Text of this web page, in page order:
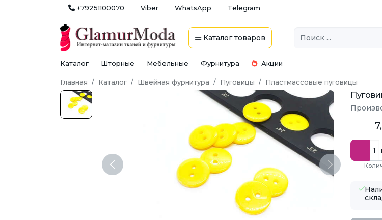
+79251100070 Viber WhatsApp Telegram
Каталог товаров
Каталог Шторные Мебельные Фурнитура Акции
Главная Каталог Швейная фурнитура Пуговицы Пластмассовые пуговицы
Previous Next